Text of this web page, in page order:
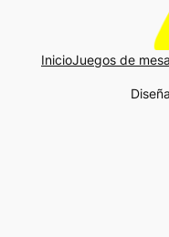
InicioJuegos de mesa